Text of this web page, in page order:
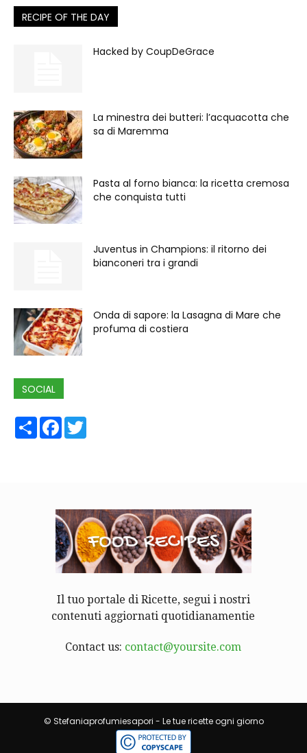
RECIPE OF THE DAY
Hacked by CoupDeGrace
La minestra dei butteri: l’acquacotta che
sa di Maremma
Pasta al forno bianca: la ricetta cremosa
che conquista tutti
Juventus in Champions: il ritorno dei
bianconeri tra i grandi
Onda di sapore: la Lasagna di Mare che
profuma di costiera
SOCIAL
ShareFacebook
Il tuo portale di Ricette, segui i nostri
contenuti aggiornati quotidianamentie
Contact us: contact@yoursite.com
© Stefaniaprofumiesapori - Le tue ricette ogni giorno